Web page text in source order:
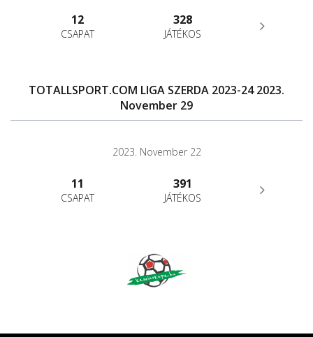
12
CSAPAT
328
JÁTÉKOS
TOTALLSPORT.COM LIGA SZERDA 2023-24 2023.
November 29
2023. November 22
11
CSAPAT
391
JÁTÉKOS